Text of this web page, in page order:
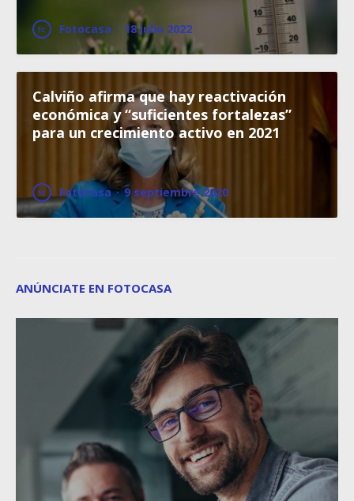
Fotocasa · 18 julio 2022
Calviño afirma que hay reactivación
económica y “suficientes fortalezas”
para un crecimiento activo en 2021
Fotocasa · 9 septiembre 2020
ANÚNCIATE EN FOTOCASA